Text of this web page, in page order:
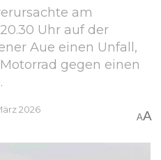
am
Uhr auf der
Aue einen Unfall,
gegen einen
2026
AA